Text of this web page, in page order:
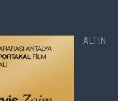
ALTIN